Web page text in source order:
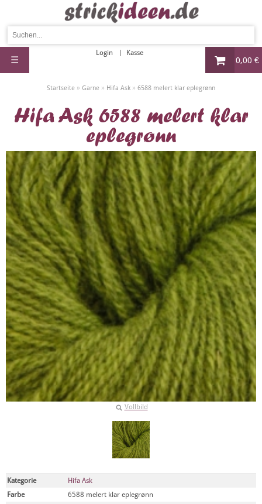
0,00 €
Login Kasse
☰
Startseite » Garne » Hifa Ask » 6588 melert klar eplegrønn
Hifa Ask 6588 melert klar
eplegrønn
Vollbild
Kategorie
Hifa Ask
Farbe
6588 melert klar eplegrønn